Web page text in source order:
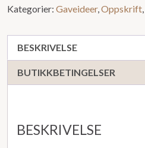
Kategorier: Gaveideer, Oppskrift
BESKRIVELSE
BUTIKKBETINGELSER
BESKRIVELSE